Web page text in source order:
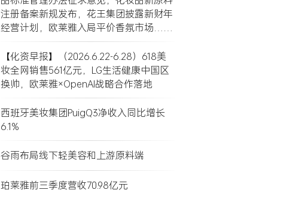
注册备案新规发布，花王集团披露新财年
经营计划，欧莱雅入局平价香氛市场……
【化资早报】（2026.6.22-6.28）618美
妆全网销售561亿元，LG生活健康中国区
换帅，欧莱雅×OpenAI战略合作落地
西班牙美妆集团PuigQ3净收入同比增长
6.1%
谷雨布局线下轻美容和上游原料端
珀莱雅前三季度营收70.98亿元